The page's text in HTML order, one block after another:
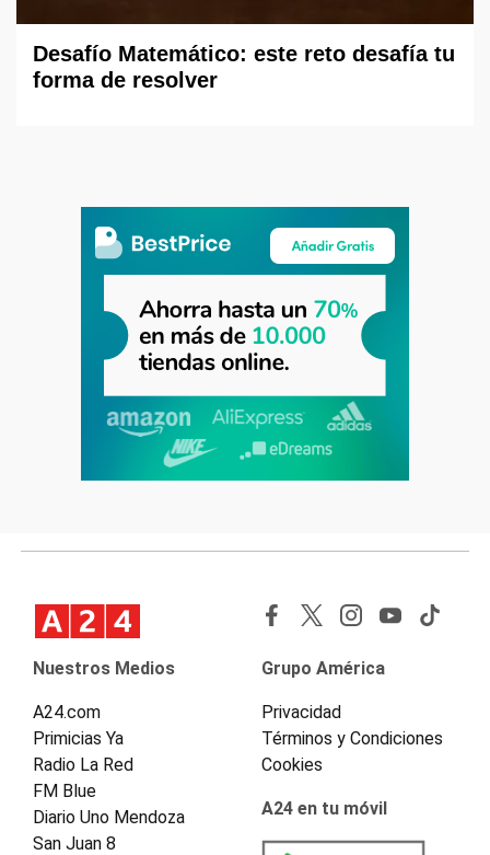
Desafío Matemático: este reto desafía tu
forma de resolver
Nuestros Medios
A24.com
Primicias Ya
Radio La Red
FM Blue
Diario Uno Mendoza
San Juan 8
Grupo América
Privacidad
Términos y Condiciones
Cookies
A24 en tu móvil